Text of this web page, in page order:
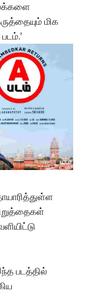
மக்களை
மிக
படத்தில்